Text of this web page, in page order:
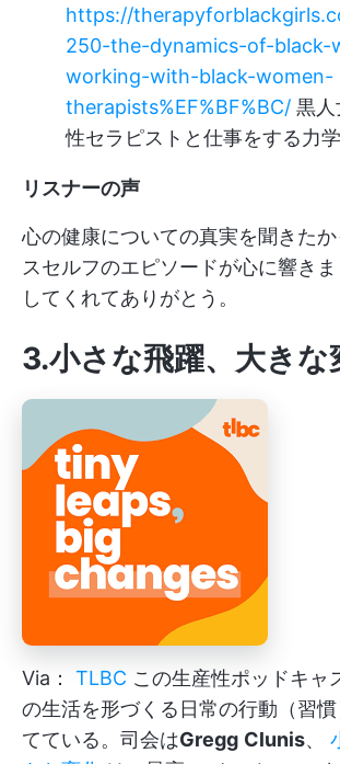
https://
250-the-dynamics-of-black-
working-with-black-women-
therapists%EF%BF%BC/ 黒
性セラピストと仕事をする力
リスナーの声
心の健康についての真実を聞きた
スセルフのエピソードが心に響き
してくれてありがとう。
3.小さな飛躍、大きな
Via： TLBC この生産性ポッドキャ
の生活を形づくる日常の行動（習
てている。司会はGregg Clunis、